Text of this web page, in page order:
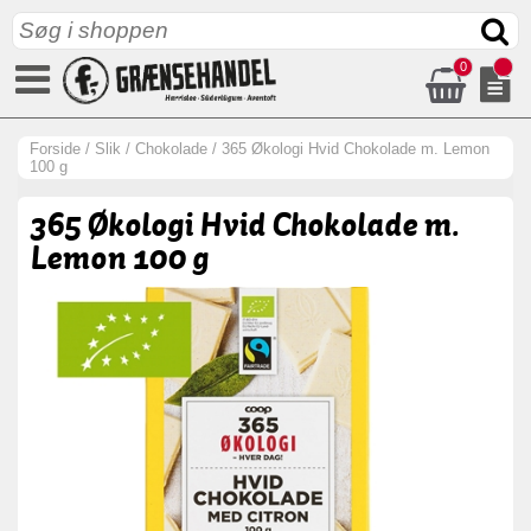
0
Forside / Slik / Chokolade / 365 Økologi Hvid Chokolade m. Lemon
100 g
365 Økologi Hvid Chokolade m.
Lemon 100 g